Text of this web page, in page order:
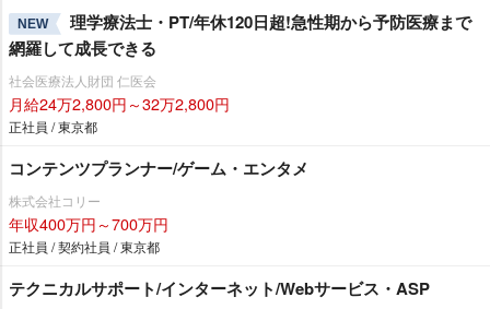
NEW
理学療法士・PT/年休120日超!急性期から予防医療まで
網羅して成長できる
社会医療法人財団 仁医会
月給24万2,800円～32万2,800円
正社員 / 東京都
コンテンツプランナー/ゲーム・エンタメ
株式会社コリー
年収400万円～700万円
正社員 / 契約社員 / 東京都
テクニカルサポート/インターネット/Webサービス・ASP